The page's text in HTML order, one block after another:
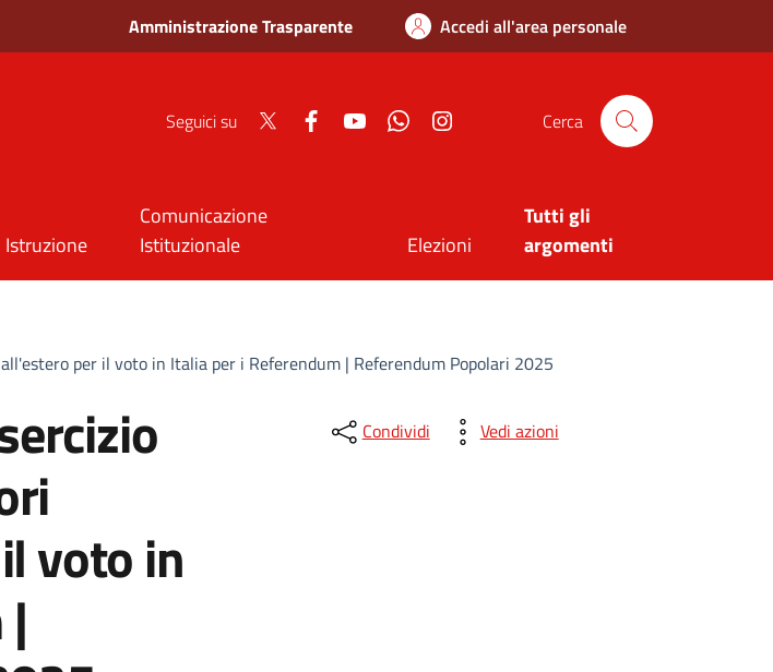
Amministrazione Trasparente Accedi all'area personale
Seguici su Twitter FacebookYoutube Whatsapp Cerca
Istruzione
Comunicazione
Istituzionale
Elezioni
Tutti gli
argomenti
per il voto in Italia per i Referendum | Referendum Popolari 2025
voto in
|
Condividi Vedi azioni